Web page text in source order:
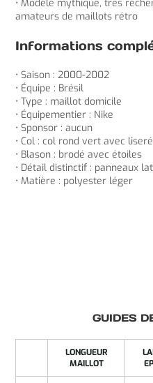
• Modèle mythique, très
amateurs de maillots rétro
Informations
• Saison : 2000-2002
• Équipe : Brésil
• Type : maillot domicile
• Équipementier : Nike
• Sponsor : aucun
• Col : col rond vert avec
• Blason : brodé avec étoiles
• Détail distinctif : panneaux
• Matière : polyester léger
GUIDES
LONGUEUR
MAILLOT